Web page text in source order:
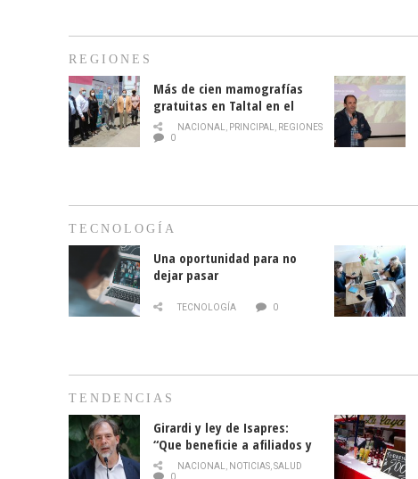
REGIONES
Más de cien mamografías
gratuitas en Taltal en el
mes de la prevención del
cáncer de mama
NACIONAL, PRINCIPAL, REGIONES
0
TECNOLOGÍA
Una oportunidad para no
dejar pasar
TECNOLOGÍA 0
TENDENCIAS
Girardi y ley de Isapres:
“Que beneficie a afiliados y
no legalice el abuso”
NACIONAL, NOTICIAS,SALUD
0